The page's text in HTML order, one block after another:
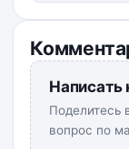
Написать
Поделитесь
вопрос по